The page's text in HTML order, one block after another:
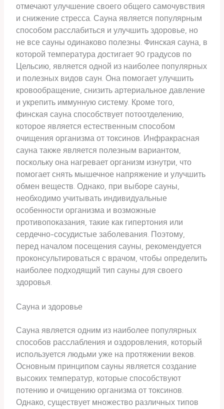
отмечают улучшение своего общего самочувствия
и снижение стресса. Сауна является популярным
способом расслабиться и улучшить здоровье, но
не все сауны одинаково полезны. Финская сауна, в
которой температура достигает 90 градусов по
Цельсию, является одной из наиболее популярных
и полезных видов саун. Она помогает улучшить
кровообращение, снизить артериальное давление
и укрепить иммунную систему. Кроме того,
финская сауна способствует потоотделению,
которое является естественным способом
очищения организма от токсинов. Инфракрасная
сауна также является полезным вариантом,
поскольку она нагревает организм изнутри, что
помогает снять мышечное напряжение и улучшить
обмен веществ. Однако, при выборе сауны,
необходимо учитывать индивидуальные
особенности организма и возможные
противопоказания, такие как гипертония или
сердечно-сосудистые заболевания. Поэтому,
перед началом посещения сауны, рекомендуется
проконсультироваться с врачом, чтобы определить
наиболее подходящий тип сауны для своего
здоровья.
Сауна и здоровье
Сауна является одним из наиболее популярных
способов расслабления и оздоровления, который
используется людьми уже на протяжении веков.
Основным принципом сауны является создание
высоких температур, которые способствуют
потению и очищению организма от токсинов.
Однако, существует множество различных типов